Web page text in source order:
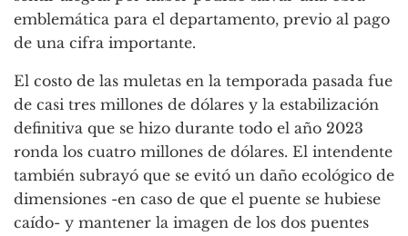
emblemática para el departamento, previo al pago
de una cifra importante.
El costo de las muletas en la temporada pasada fue
de casi tres millones de dólares y la estabilización
definitiva que se hizo durante todo el año 2023
ronda los cuatro millones de dólares. El intendente
también subrayó que se evitó un daño ecológico de
dimensiones -en caso de que el puente se hubiese
caído- y mantener la imagen de los dos puentes